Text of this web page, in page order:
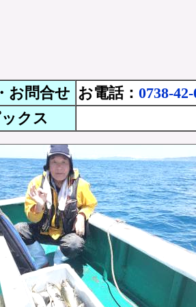
お問合せ お電話： 0738-
ックス